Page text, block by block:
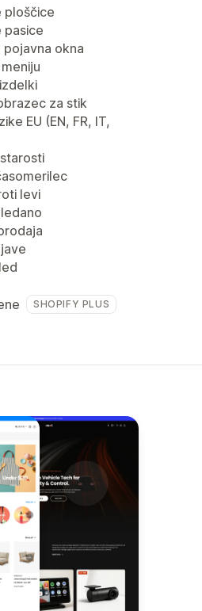
ploščice
pasice
pojavna okna
za stik
EU (EN, FR, IT,
levi
SHOPIFY PLUS